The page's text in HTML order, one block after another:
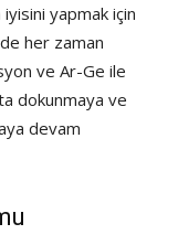
yapmak için
her zaman
ve Ar-Ge ile
dokunmaya ve
devam